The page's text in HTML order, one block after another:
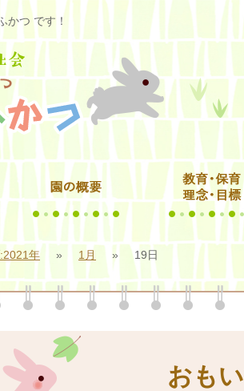
かつ です！
年 » 1月 » 19日
おも